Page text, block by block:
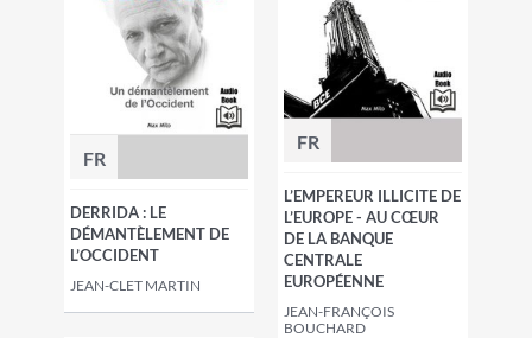
FR
DERRIDA : LE
DÉMANTÈLEMENT DE
L’OCCIDENT
JEAN-CLET MARTIN
FR
L’EMPEREUR ILLICITE DE
L’EUROPE - AU CŒUR
DE LA BANQUE
CENTRALE
EUROPÉENNE
JEAN-FRANÇOIS
BOUCHARD